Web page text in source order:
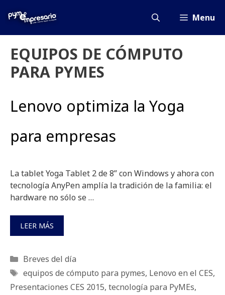
Menu
EQUIPOS DE CÓMPUTO
PARA PYMES
Lenovo optimiza la Yoga
para empresas
La tablet Yoga Tablet 2 de 8” con Windows y ahora con
tecnología AnyPen amplía la tradición de la familia: el
hardware no sólo se …
LEER MÁS
Categorías
Breves del día
Etiquetas
equipos de cómputo para pymes, Lenovo en el CES,
Presentaciones CES 2015, tecnología para PyMEs,